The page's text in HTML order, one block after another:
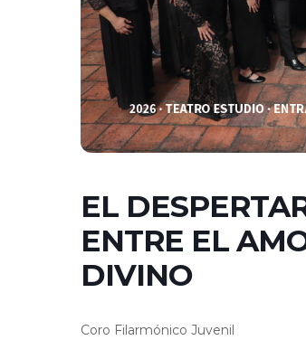
EL
ENTRE EL
DIVINO
Coro Filarmónico Juvenil